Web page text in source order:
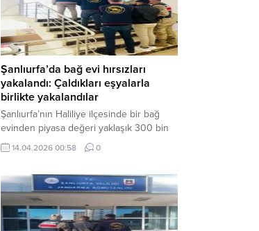
Mesleki...
Şanlıurfa’da bağ evi hırsızları
yakalandı: Çaldıkları eşyalarla
birlikte yakalandılar
Şanlıurfa’nın Haliliye ilçesinde bir bağ
evinden piyasa değeri yaklaşık 300 bin
TL olan eşyaları çalan şüpheliler,
jandarmanın başarılı operasyonuyla
şüpheliden 2’si tutuklanarak cezaevine
gönderildi. Haber Merkezi – Şanlıurfa İl
Jandarma Komutanlığı, “Faili Meçhul
Hırsızlık Olaylarının Aydınlatılmasına”
14.04.2026 00:58 0